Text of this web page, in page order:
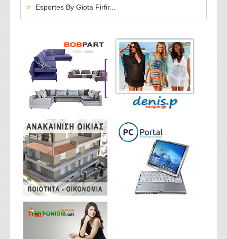
Esportes By Giota Firfir...